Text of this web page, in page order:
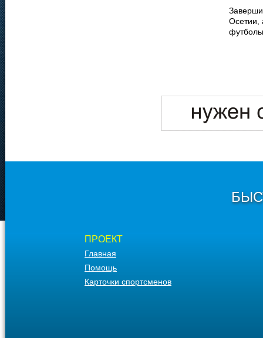
Осетии,
ПРОЕКТ
Главная
Помощь
Карточки спортсменов